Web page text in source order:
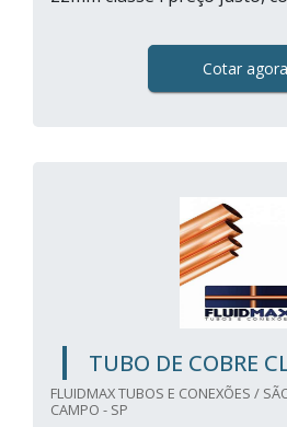
Cotar agora
TUBO DE COBRE
FLUIDMAX TUBOS E CONEXÕES /
CAMPO - SP